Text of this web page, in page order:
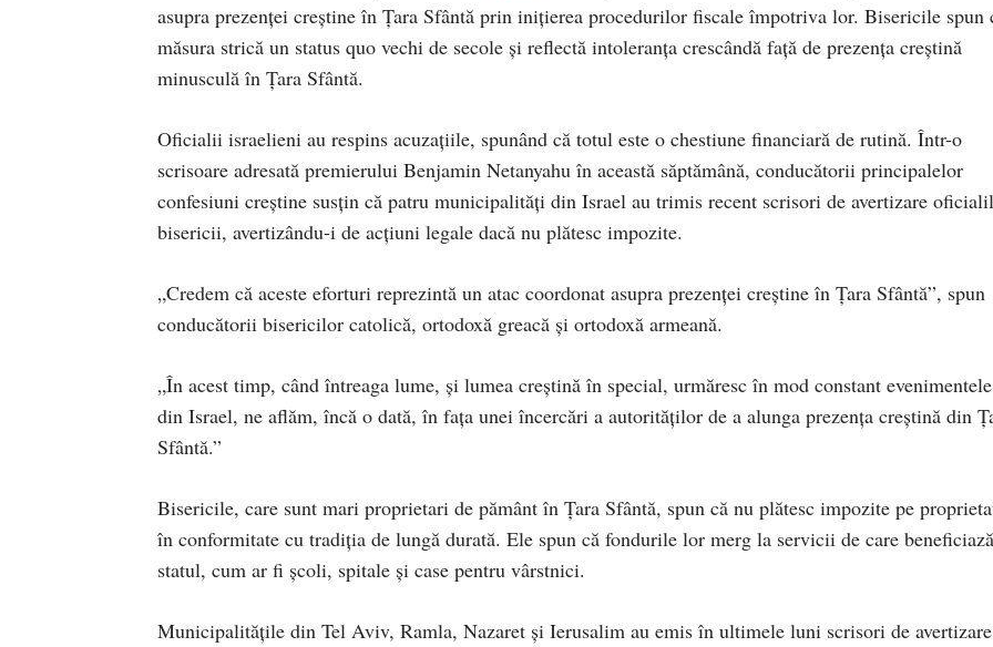
asupra prezenței creștine în Țara Sfântă prin inițierea procedurilor fiscale împotriva lor. Bisericile spun
măsura strică un status quo vechi de secole și reflectă intoleranța crescândă față de prezența creștină
minusculă în Țara Sfântă.
Oficialii israelieni au respins acuzațiile, spunând că totul este o chestiune financiară de rutină. Într-o
scrisoare adresată premierului Benjamin Netanyahu în această săptămână, conducătorii principalelor
confesiuni creștine susțin că patru municipalități din Israel au trimis recent scrisori de avertizare
bisericii, avertizându-i de acțiuni legale dacă nu plătesc impozite.
„Credem că aceste eforturi reprezintă un atac coordonat asupra prezenței creștine în Țara Sfântă”, spun
conducătorii bisericilor catolică, ortodoxă greacă și ortodoxă armeană.
„În acest timp, când întreaga lume, și lumea creștină în special, urmăresc în mod constant evenimentele
din Israel, ne aflăm, încă o dată, în fața unei încercări a autorităților de a alunga prezența creștină din
Sfântă.”
Bisericile, care sunt mari proprietari de pământ în Țara Sfântă, spun că nu plătesc impozite pe
în conformitate cu tradiția de lungă durată. Ele spun că fondurile lor merg la servicii de care beneficiază
statul, cum ar fi școli, spitale și case pentru vârstnici.
Municipalitățile din Tel Aviv, Ramla, Nazaret și Ierusalim au emis în ultimele luni scrisori de avertizare